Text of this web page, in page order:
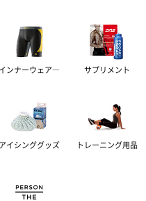
インナーウェア― サプリメント
アイシンググッズ トレーニング用品